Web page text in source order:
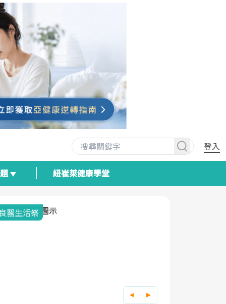
登入
紐崔萊健康學堂
與健康韌性的距離